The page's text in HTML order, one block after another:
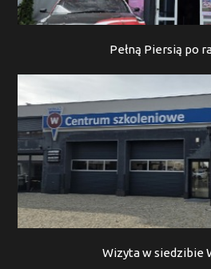
Pełną Piersią po
Wizyta w siedzibie